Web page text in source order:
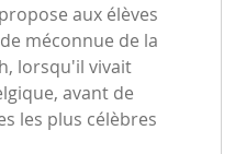
aux élèves
méconnue de la
lorsqu'il vivait
avant de
les plus célèbres